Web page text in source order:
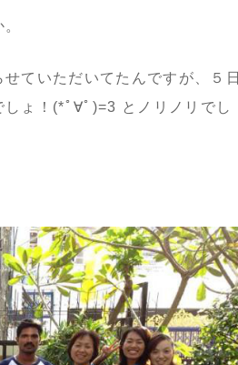
ていただいてたんですが、５日
ょ！(*ﾟ∀ﾟ)=3 とノリノリでし